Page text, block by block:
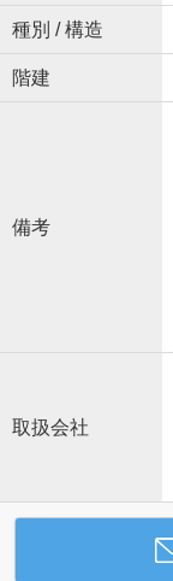
種別 / 構造
階建
備考
取扱会社